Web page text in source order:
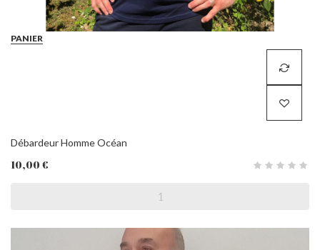
PANIER
Débardeur Homme Océan
10,00 €